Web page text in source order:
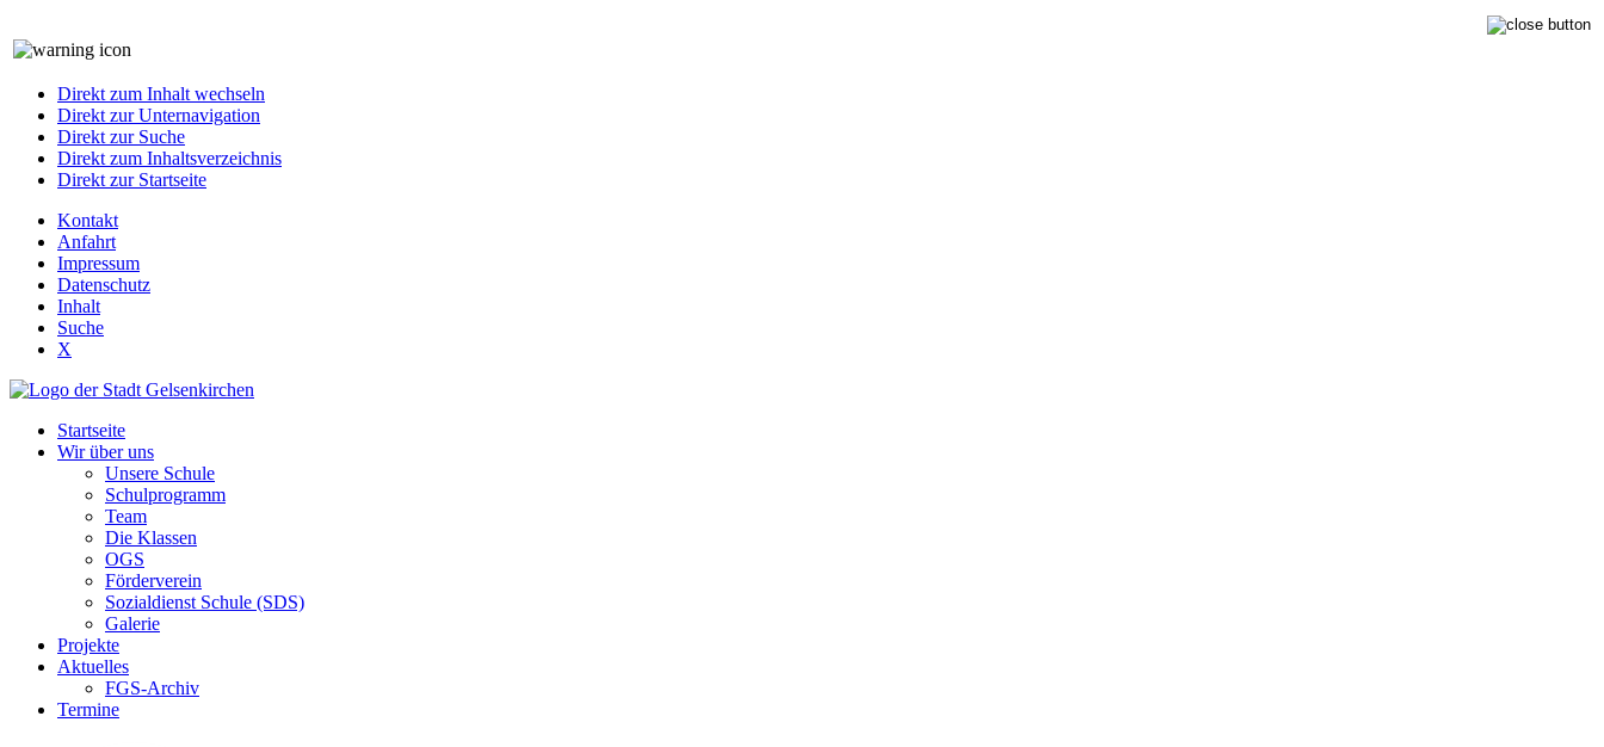
Direkt zum Inhalt wechseln
Direkt zur Unternavigation
Direkt zur Suche
Direkt zum Inhaltsverzeichnis
Direkt zur Startseite
Kontakt
Anfahrt
Impressum
Datenschutz
Inhalt
Suche
X
Startseite
Wir über uns
Unsere Schule
Schulprogramm
Team
Die Klassen
OGS
Förderverein
Sozialdienst Schule (SDS)
Galerie
Projekte
Aktuelles
FGS-Archiv
Termine